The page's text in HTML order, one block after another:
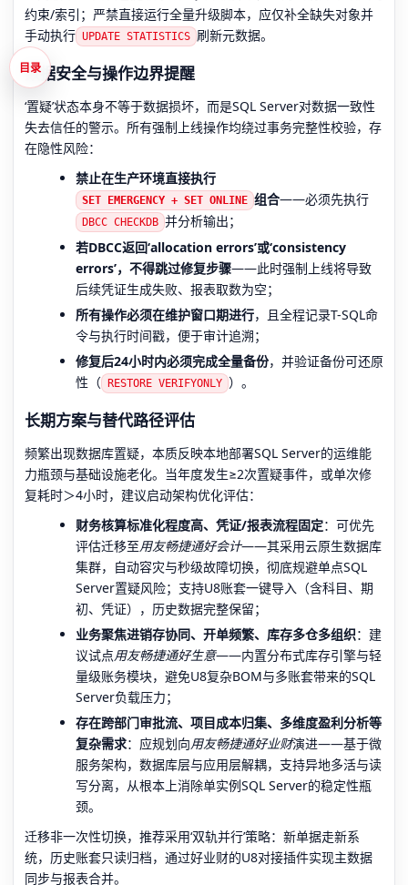
约束/索引；严禁直接运行全量升级脚本，应仅补全缺失对象并
手动执行 UPDATE STATISTICS 刷新元数据。
数据安全与操作边界提醒
‘置疑’状态本身不等于数据损坏，而是SQL Server对数据一致性
失去信任的警示。所有强制上线操作均绕过事务完整性校验，存
在隐性风险：
禁止在生产环境直接执行
SET EMERGENCY + SET ONLINE 组合——必须先执行
DBCC CHECKDB 并分析输出；
若DBCC返回‘allocation errors’或‘consistency
errors’，不得跳过修复步骤——此时强制上线将导致
后续凭证生成失败、报表取数为空；
所有操作必须在维护窗口期进行，且全程记录T-SQL命
令与执行时间戳，便于审计追溯；
修复后24小时内必须完成全量备份，并验证备份可还原
性（ RESTORE VERIFYONLY ）。
长期方案与替代路径评估
频繁出现数据库置疑，本质反映本地部署SQL Server的运维能
力瓶颈与基础设施老化。当年度发生≥2次置疑事件，或单次修
复耗时＞4小时，建议启动架构优化评估：
财务核算标准化程度高、凭证/报表流程固定：可优先
评估迁移至用友畅捷通好会计——其采用云原生数据库
集群，自动容灾与秒级故障切换，彻底规避单点SQL
Server置疑风险；支持U8账套一键导入（含科目、期
初、凭证），历史数据完整保留；
业务聚焦进销存协同、开单频繁、库存多仓多组织：建
议试点用友畅捷通好生意——内置分布式库存引擎与轻
量级账务模块，避免U8复杂BOM与多账套带来的SQL
Server负载压力；
存在跨部门审批流、项目成本归集、多维度盈利分析等
复杂需求：应规划向用友畅捷通好业财演进——基于微
服务架构，数据库层与应用层解耦，支持异地多活与读
写分离，从根本上消除单实例SQL Server的稳定性瓶
颈。
迁移非一次性切换，推荐采用‘双轨并行’策略：新单据走新系
统，历史账套只读归档，通过好业财的U8对接插件实现主数据
同步与报表合并。
目录